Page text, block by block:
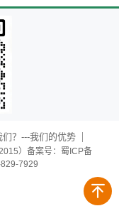
们？---我们的优势
）备案号：蜀ICP备
7929